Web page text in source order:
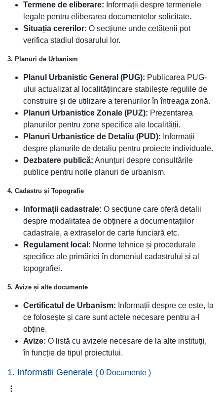
Termene de eliberare: Informații despre termenele
legale pentru eliberarea documentelor solicitate.
Situația cererilor: O secțiune unde cetățenii pot
verifica stadiul dosarului lor.
3. Planuri de Urbanism
Planul Urbanistic General (PUG): Publicarea PUG-
ului actualizat al localitățiincare stabilește regulile de
construire și de utilizare a terenurilor în întreaga zonă.
Planuri Urbanistice Zonale (PUZ): Prezentarea
planurilor pentru zone specifice ale localității.
Planuri Urbanistice de Detaliu (PUD): Informații
despre planurile de detaliu pentru proiecte individuale.
Dezbatere publică: Anunțuri despre consultările
publice pentru noile planuri de urbanism.
4. Cadastru și Topografie
Informații cadastrale: O secțiune care oferă detalii
despre modalitatea de obținere a documentațiilor
cadastrale, a extraselor de carte funciară etc.
Regulament local: Norme tehnice și procedurale
specifice ale primăriei în domeniul cadastrului și al
topografiei.
5. Avize și alte documente
Certificatul de Urbanism: Informații despre ce este, la
ce folosește și care sunt actele necesare pentru a-l
obține.
Avize: O listă cu avizele necesare de la alte instituții,
în funcție de tipul proiectului.
1. Informații Generale ( 0 Documente )